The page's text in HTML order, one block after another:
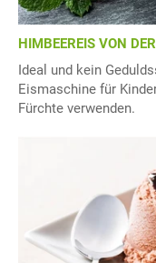
HIMBEEREIS VON
Ideal und kein
Eismaschine für
Fürchte verwenden.